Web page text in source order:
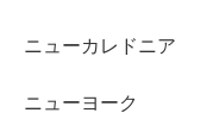
ニューカレドニア
ニューヨーク